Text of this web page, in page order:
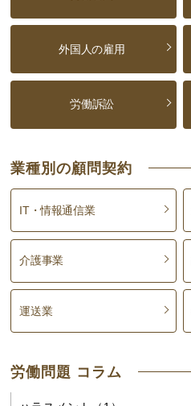
外国人の雇用
労働訴訟
業種別の顧問契約
IT・情報通信業
介護事業
運送業
労働問題 コラム